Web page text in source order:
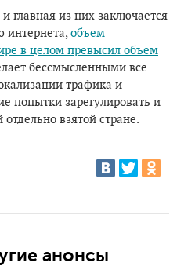
главная из них заключается
интернета,объем
в целом превысил объем
бессмысленными все
трафика и
попытки зарегулировать и
взятой стране.
анонсы